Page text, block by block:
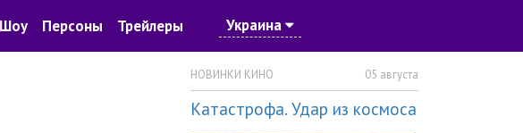
Шоу Персоны Трейлеры Украина
НОВИНКИ КИНО 05 августа
Катастрофа. Удар из космоса